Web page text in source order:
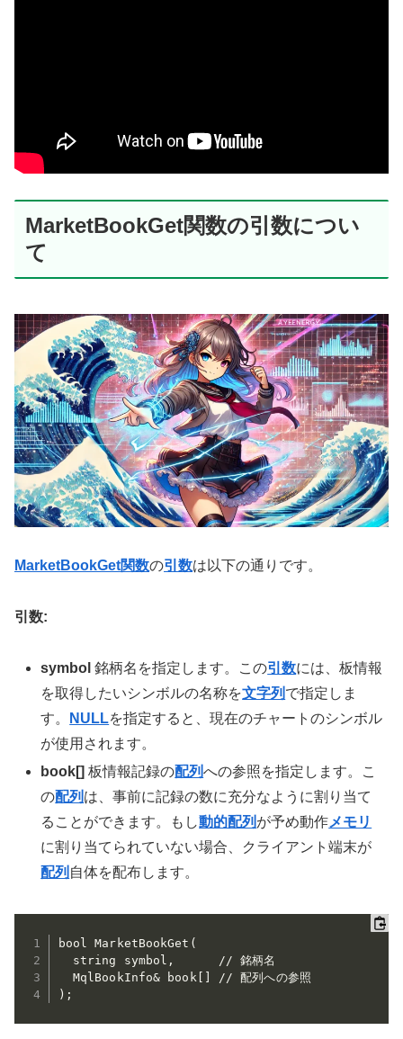
MarketBookGet関数の引数につい
て
MarketBookGet関数の引数は以下の通りです。
引数:
symbol 銘柄名を指定します。この引数には、板情報
を取得したいシンボルの名称を文字列 で指定しま
す。
NULLを指定すると、現在のチャートのシンボル
が使用されます。
book[] 板情報記録の配列への参照を指定します。こ
の配列 は、事前に記録の数に充分なように割り当て
ることができます。もし動的配列 が予め動作メモリ
に割り当てられていない場合、クライアント端末が
配列 自体を配布します。
bool MarketBookGet(
  string symbol,      // 銘柄名
  MqlBookInfo& book[] // 配列への参照
);